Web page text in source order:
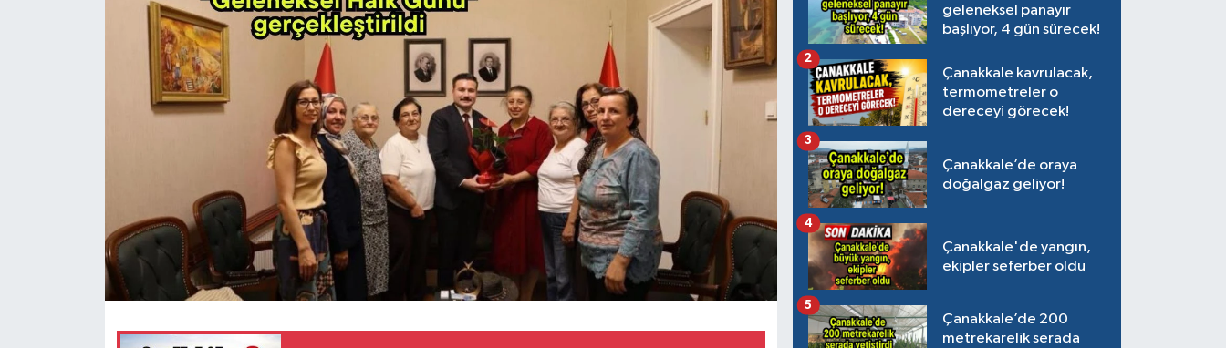
geleneksel panayır
başlıyor, 4 gün sürecek!
Çanakkale kavrulacak,
termometreler o
dereceyi görecek!
2
Çanakkale’de oraya
doğalgaz geliyor!
3
Çanakkale'de yangın,
ekipler seferber oldu
4
Çanakkale’de 200
metrekarelik serada
5